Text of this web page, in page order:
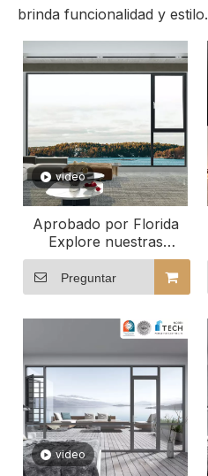
brinda funcionalidad y estilo.
video
Aprobado por Florida
Explore nuestras
grandes ventanas
abatibles de aluminio de
gran venta
Preguntar
video